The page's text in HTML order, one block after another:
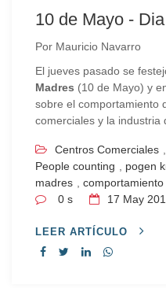
10 de Mayo -
Por Mauricio Navarro
El jueves pasado se
Madres (10 de Mayo) y
sobre el comportamiento
comerciales y la industria
Centros Comerciales
People counting
pogen
madres
0 s
17 May
LEER ARTÍCULO